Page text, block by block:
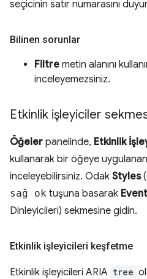
seçicinin satır numarasını
Bilinen sorunlar
Filtre metin alanını
inceleyemezsiniz.
Etkinlik işleyiciler
Öğeler panelinde, Etkinlik
kullanarak bir öğeye
inceleyebilirsiniz. Odak Styles
sağ ok tuşuna basarak
Dinleyicileri) sekmesine gidin.
Etkinlik işleyicileri keşfetme
Etkinlik işleyicileri ARIA tree